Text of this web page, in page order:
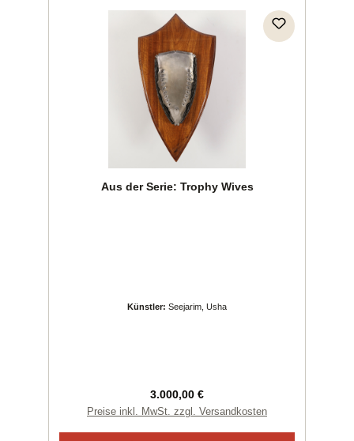
Aus der Serie: Trophy Wives
Künstler: Seejarim, Usha
Regulärer Preis:
3.000,00 €
Preise inkl. MwSt. zzgl. Versandkosten